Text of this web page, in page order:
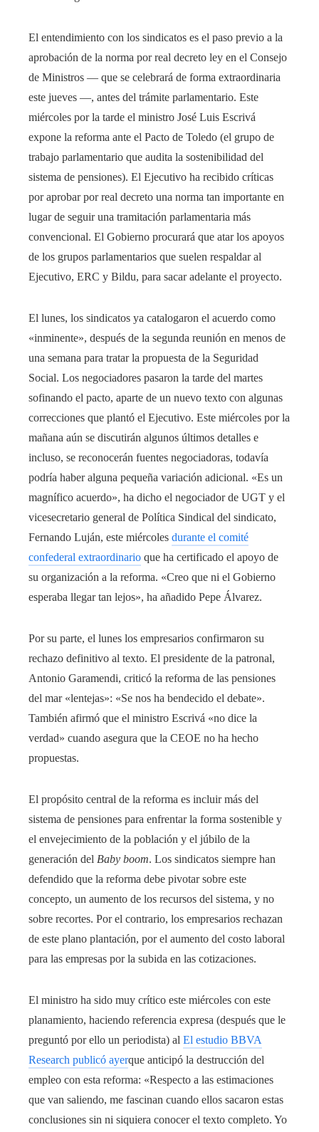
El entendimiento con los sindicatos es el paso previo a la
aprobación de la norma por real decreto ley en el Consejo
de Ministros — que se celebrará de forma extraordinaria
este jueves —, antes del trámite parlamentario. Este
miércoles por la tarde el ministro José Luis Escrivá
expone la reforma ante el Pacto de Toledo (el grupo de
trabajo parlamentario que audita la sostenibilidad del
sistema de pensiones). El Ejecutivo ha recibido críticas
por aprobar por real decreto una norma tan importante en
lugar de seguir una tramitación parlamentaria más
convencional. El Gobierno procurará que atar los apoyos
de los grupos parlamentarios que suelen respaldar al
Ejecutivo, ERC y Bildu, para sacar adelante el proyecto.
El lunes, los sindicatos ya catalogaron el acuerdo como
«inminente», después de la segunda reunión en menos de
una semana para tratar la propuesta de la Seguridad
Social. Los negociadores pasaron la tarde del martes
sofinando el pacto, aparte de un nuevo texto con algunas
correcciones que plantó el Ejecutivo. Este miércoles por la
mañana aún se discutirán algunos últimos detalles e
incluso, se reconocerán fuentes negociadoras, todavía
podría haber alguna pequeña variación adicional. «Es un
magnífico acuerdo», ha dicho el negociador de UGT y el
vicesecretario general de Política Sindical del sindicato,
Fernando Luján, este miércoles durante el comité
confederal extraordinario que ha certificado el apoyo de
su organización a la reforma. «Creo que ni el Gobierno
esperaba llegar tan lejos», ha añadido Pepe Álvarez.
Por su parte, el lunes los empresarios confirmaron su
rechazo definitivo al texto. El presidente de la patronal,
Antonio Garamendi, criticó la reforma de las pensiones
del mar «lentejas»: «Se nos ha bendecido el debate».
También afirmó que el ministro Escrivá «no dice la
verdad» cuando asegura que la CEOE no ha hecho
propuestas.
El propósito central de la reforma es incluir más del
sistema de pensiones para enfrentar la forma sostenible y
el envejecimiento de la población y el júbilo de la
generación del Baby boom. Los sindicatos siempre han
defendido que la reforma debe pivotar sobre este
concepto, un aumento de los recursos del sistema, y ​​​​no
sobre recortes. Por el contrario, los empresarios rechazan
de este plano plantación, por el aumento del costo laboral
para las empresas por la subida en las cotizaciones.
El ministro ha sido muy crítico este miércoles con este
planamiento, haciendo referencia expresa (después que le
preguntó por ello un periodista) al El estudio BBVA
Research publicó ayerque anticipó la destrucción del
empleo con esta reforma: «Respecto a las estimaciones
que van saliendo, me fascinan cuando ellos sacaron estas
conclusiones sin ni siquiera conocer el texto completo. Yo